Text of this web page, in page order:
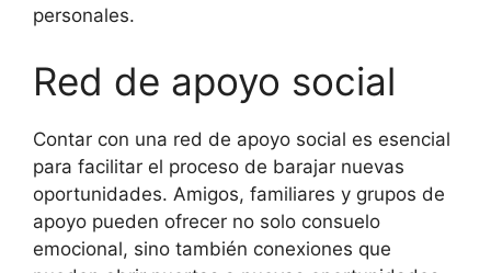
personales.
Red de apoyo social
Contar con una red de apoyo social es esencial
para facilitar el proceso de barajar nuevas
oportunidades. Amigos, familiares y grupos de
apoyo pueden ofrecer no solo consuelo
emocional, sino también conexiones que